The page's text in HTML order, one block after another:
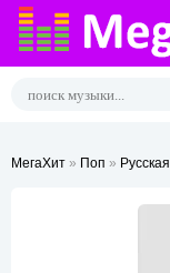
МегаХит » Поп »